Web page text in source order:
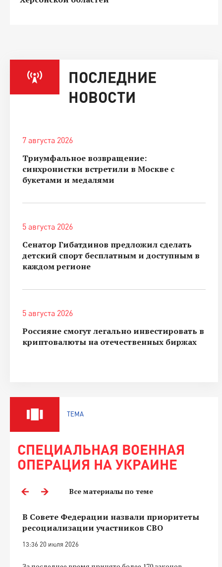
ПОСЛЕДНИЕ
НОВОСТИ
7 августа 2026
Триумфальное возвращение:
синхронистки встретили в Москве с
букетами и медалями
5 августа 2026
Сенатор Гибатдинов предложил сделать
детский спорт бесплатным и доступным в
каждом регионе
5 августа 2026
Россияне смогут легально инвестировать в
криптовалюты на отечественных биржах
ТЕМА
СПЕЦИАЛЬНАЯ ВОЕННАЯ
ОПЕРАЦИЯ НА УКРАИНЕ
Все материалы по теме
В Совете Федерации назвали приоритеты
ресоциализации участников СВО
13:36 20 июля 2026